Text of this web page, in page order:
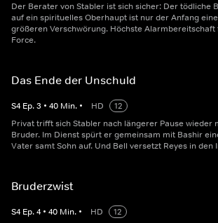
Der Berater von Stabler ist sich sicher: Der tödliche
auf ein spirituelles Oberhaupt ist nur der Anfang
größeren Verschwörung. Höchste Alarmbereitschaft
Force.
Das Ende der Unschuld
S4 Ep.3 • 40 Min. • HD
12
Privat trifft sich Stabler nach längerer Pause wieder
Bruder. Im Dienst spürt er gemeinsam mit Bashir
Vater samt Sohn auf. Und Bell versetzt Reyes in den
Bruderzwist
S4 Ep.4 • 40 Min. • HD
12